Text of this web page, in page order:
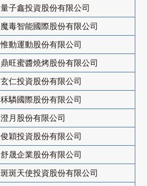
量子鑫投資股份有限公司
魔毒智能國際股份有限公司
惟動運動股份有限公司
鼎旺蜜醬燒烤股份有限公司
玄仁投資股份有限公司
秝驎國際股份有限公司
澄月股份有限公司
俊穎投資股份有限公司
舒晟企業股份有限公司
斑斑天使投資股份有限公司